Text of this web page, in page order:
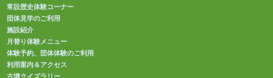
常設歴史体験コーナー
団体見学のご利用
施設紹介
月替り体験メニュー
体験予約、団体体験のご利用
利用案内＆アクセス
古墳クイズラリー